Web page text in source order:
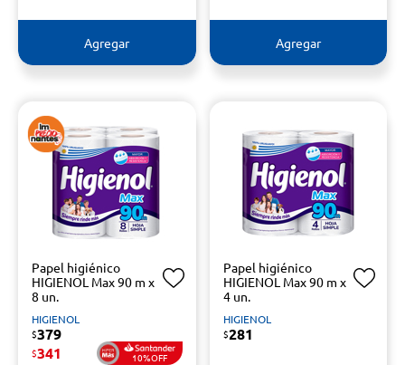
Agregar Agregar
Papel higiénico
HIGIENOL Max 90 m x
8 un.
HIGIENOL
$379
$341 10%OFF
Papel higiénico
HIGIENOL Max 90 m x
4 un.
HIGIENOL
$281